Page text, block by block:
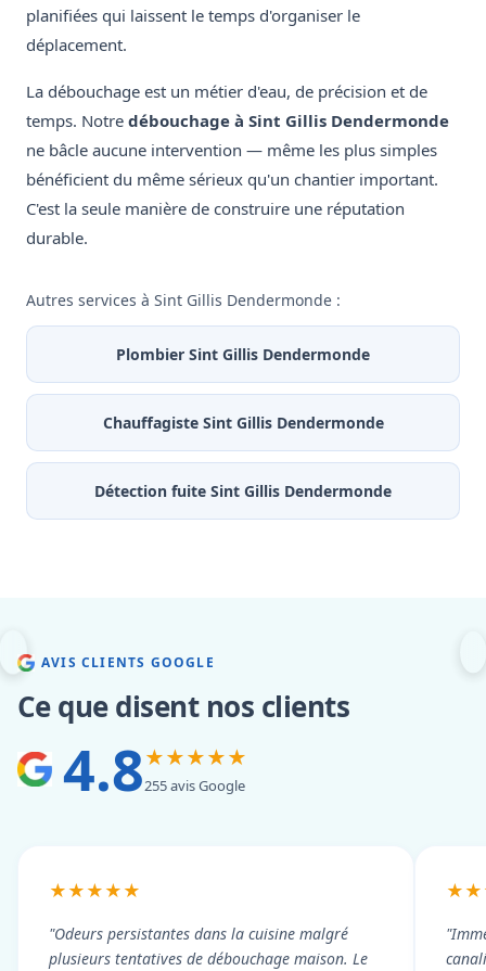
planifiées qui laissent le temps d'organiser le
déplacement.
La débouchage est un métier d'eau, de précision et de
temps. Notre débouchage à Sint Gillis Dendermonde
ne bâcle aucune intervention — même les plus simples
bénéficient du même sérieux qu'un chantier important.
C'est la seule manière de construire une réputation
durable.
Autres services à Sint Gillis Dendermonde :
Plombier Sint Gillis Dendermonde
Chauffagiste Sint Gillis Dendermonde
Détection fuite Sint Gillis Dendermonde
AVIS CLIENTS GOOGLE
Ce que disent nos clients
4.8★★★★★
255 avis Google
★★★★★
"Odeurs persistantes dans la cuisine malgré
plusieurs tentatives de débouchage maison. Le